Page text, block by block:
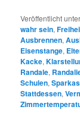
Veröffentlicht unter
wahr sein,
Ausbrennen,
Eisenstange,
Kacke,
Randale,
Schulen,
Stattdessen,